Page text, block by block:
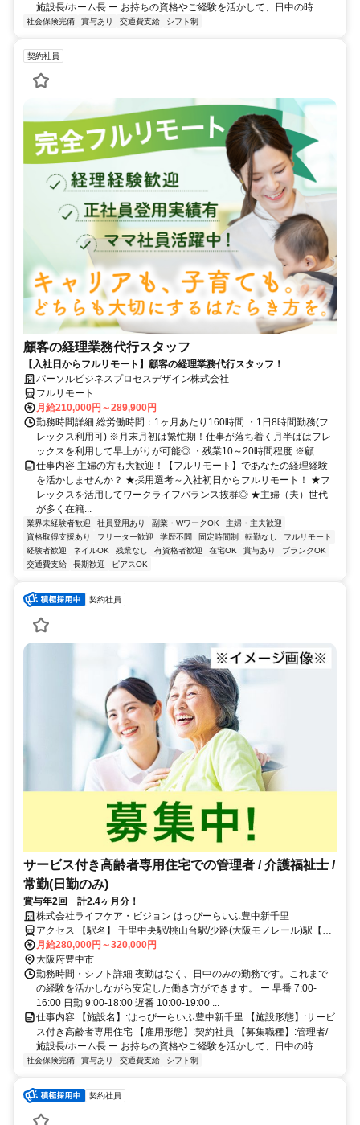
施設長/ホーム長 ー お持ちの資格やご経験を活かして、日中の時...
社会保険完備 賞与あり 交通費支給 シフト制
契約社員
顧客の経理業務代行スタッフ
【入社日からフルリモート】顧客の経理業務代行スタッフ！
パーソルビジネスプロセスデザイン株式会社
フルリモート
月給210,000円～289,900円
勤務時間詳細 総労働時間：1ヶ月あたり160時間 ・1日8時間勤務(フ
レックス利用可) ※月末月初は繁忙期！仕事が落ち着く月半ばはフレ
ックスを利用して早上がりが可能◎ ・残業10～20時間程度 ※顧...
仕事内容 主婦の方も大歓迎！【フルリモート】であなたの経理経験
を活かしませんか？ ★採用選考～入社初日からフルリモート！ ★フ
レックスを活用してワークライフバランス抜群◎ ★主婦（夫）世代
が多く在籍...
業界未経験者歓迎 社員登用あり 副業・WワークOK
主婦・主夫歓迎
資格取得支援あり
フリーター歓迎 学歴不問 固定時間制 転勤なし
フルリモート
経験者歓迎
ネイルOK 残業なし 有資格者歓迎 在宅OK 賞与あり
ブランクOK
交通費支給
長期歓迎 ピアスOK
契約社員
サービス付き高齢者専用住宅での管理者 / 介護福祉士 /
常勤(日勤のみ)
賞与年2回 計2.4ヶ月分！
株式会社ライフケア・ビジョン はっぴーらいふ豊中新千里
アクセス 【駅名】 千里中央駅/桃山台駅/少路(大阪モノレール)駅【ア
クセス】 千里中央駅から徒歩12分
月給280,000円～320,000円
大阪府豊中市
勤務時間・シフト詳細 夜勤はなく、日中のみの勤務です。これまで
の経験を活かしながら安定した働き方ができます。 ー 早番 7:00‐
16:00 日勤 9:00‐18:00 遅番 10:00‐19:00 ...
仕事内容 【施設名】:はっぴーらいふ豊中新千里 【施設形態】:サービ
ス付き高齢者専用住宅 【雇用形態】:契約社員 【募集職種】:管理者/
施設長/ホーム長 ー お持ちの資格やご経験を活かして、日中の時...
社会保険完備 賞与あり 交通費支給 シフト制
契約社員